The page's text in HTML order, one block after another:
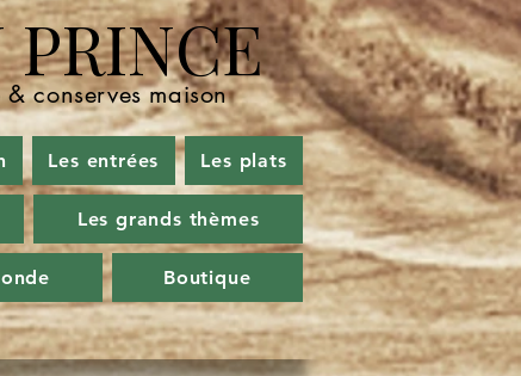
conserves maison
Les entrées Les plats
Les grands thèmes
Boutique